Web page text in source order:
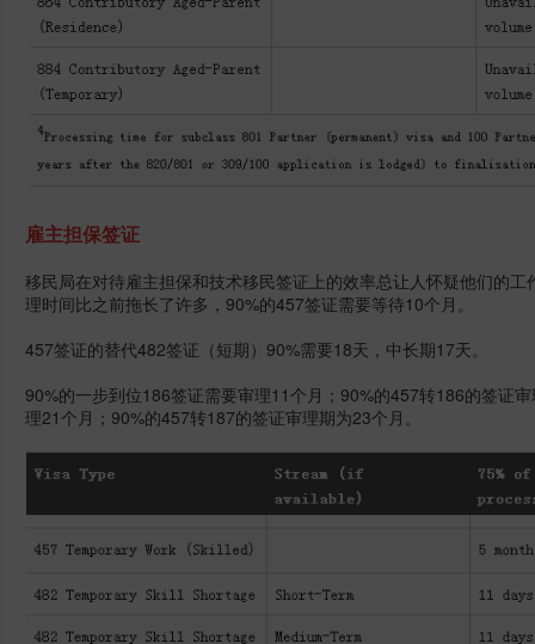
雇主担保签证
移民局在对待雇主担保和技术移民签证上的效率总让人怀疑他们的
理时间比之前拖长了许多，90%的457签证需要等待10个月。
457签证的替代482签证（短期）90%需要18天，中长期17天。
90%的一步到位186签证需要审理11个月；90%的457转186的签证
理21个月；90%的457转187的签证审理期为23个月。